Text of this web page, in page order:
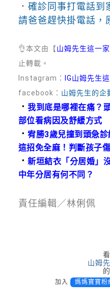
． 確診同事打電話到
請爸爸趕快掛電話，
👌本文由【山姆先生這一家
止轉載。
Instagram：
IG山姆先生
facebook： 山姆先生的企
．我到底是哪裡在痛？
部位看病因及舒緩方式
．宥勝3歲兒撞到頭急
這招免全麻！判斷孩子
．新垣結衣「分居婚」
中年分居有何不同？
責任編輯／林俐佩
山姆
加入 媽媽寶寶粉